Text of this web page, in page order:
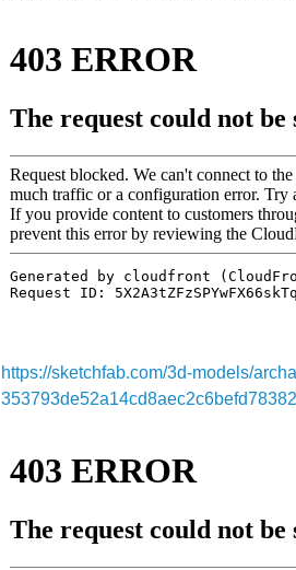
https://sketchfab.com/3d-models/